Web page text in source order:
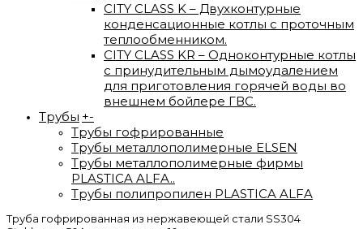
CITY CLASS K – Двухконтурные
конденсационные котлы с проточным
теплообменником.
CITY CLASS KR – Одноконтурные котлы
с принудительным дымоудалением
для приготовления горячей воды во
внешнем бойлере ГВС.
Трубы +-
Трубы гофрированные
Трубы металлополимерные ELSEN
Трубы металлополимерные фирмы
PLASTICA ALFA..
Трубы полипропилен PLASTICA ALFA
Труба гофрированная из нержавеющей стали SS304